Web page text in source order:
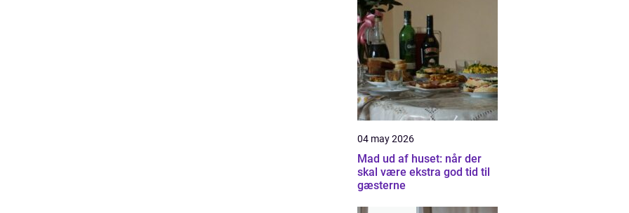
04 may 2026
Mad ud af huset: når der
skal være ekstra god tid til
gæsterne